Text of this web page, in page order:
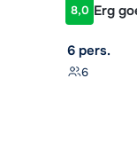
8,0 Erg
6 pers.
6